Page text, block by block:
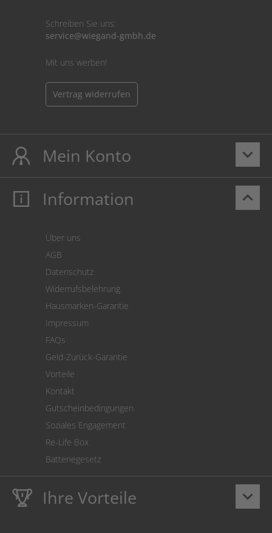
Schreiben Sie uns:
service@wiegand-gmbh.de
Mit uns werben!
Vertrag widerrufen
keyboard_arrow_down
Mein Konto
Mein Konto
Cookie Einstellungen
keyboard_arrow_up
Information
Über uns
AGB
Datenschutz
Widerrufsbelehrung
Hausmarken-Garantie
Impressum
FAQs
Geld-Zurück-Garantie
Vorteile
Kontakt
Gutscheinbedingungen
Soziales Engagement
Re-Life Box
Batteriegesetz
keyboard_arrow_down
Ihre Vorteile